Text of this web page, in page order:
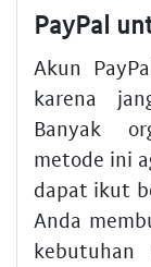
PayPal
Akun
karena
Banyak
metode ini
dapat ikut
Anda
kebutuhan